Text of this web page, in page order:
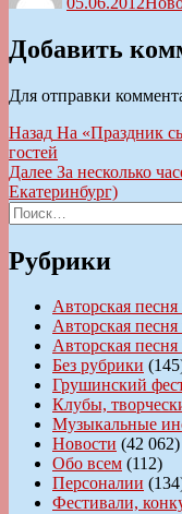
Добавить
Для отправки
Навигация
по
записям
Назад Предыдущая
запись:
На «Праздник
гостей
Далее Следующая
запись:
За несколько
Екатеринбург)
Искать:
Рубрики
Авторская
Авторская
Авторская песня
Без рубрики
Грушинский
Клубы,
Музыкальные
Новости (42 062)
Обо всем (112)
Персоналии
Фестивали,